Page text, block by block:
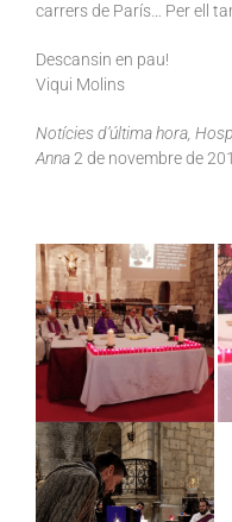
carrers de París… Per ell
Descansin en pau!
Viqui Molins
Notícies d’última hora,
Anna2 de novembre de